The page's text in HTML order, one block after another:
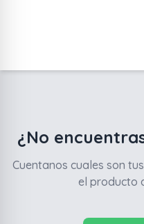
¿No
Cuentanos cuales son
el producto